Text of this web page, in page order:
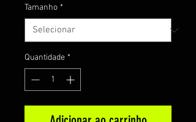
Tamanho *
Quantidade *